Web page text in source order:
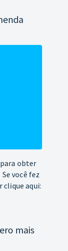
obter
você fez
clique aqui:
mais